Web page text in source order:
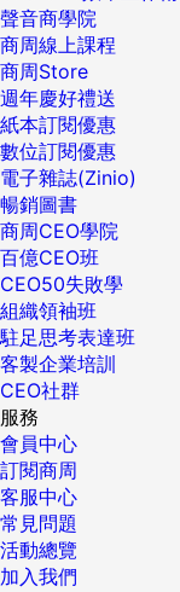
聲音商學院
商周線上課程
商周Store
週年慶好禮送
紙本訂閱優惠
數位訂閱優惠
電子雜誌(Zinio)
暢銷圖書
商周CEO學院
百億CEO班
CEO50失敗學
組織領袖班
駐足思考表達班
客製企業培訓
CEO社群
服務
會員中心
訂閱商周
客服中心
常見問題
活動總覽
加入我們